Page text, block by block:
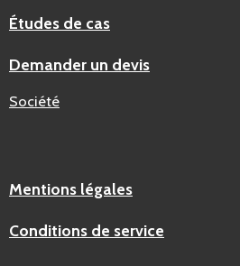
Études de cas
Demander un devis
Société
Mentions légales
Conditions de service